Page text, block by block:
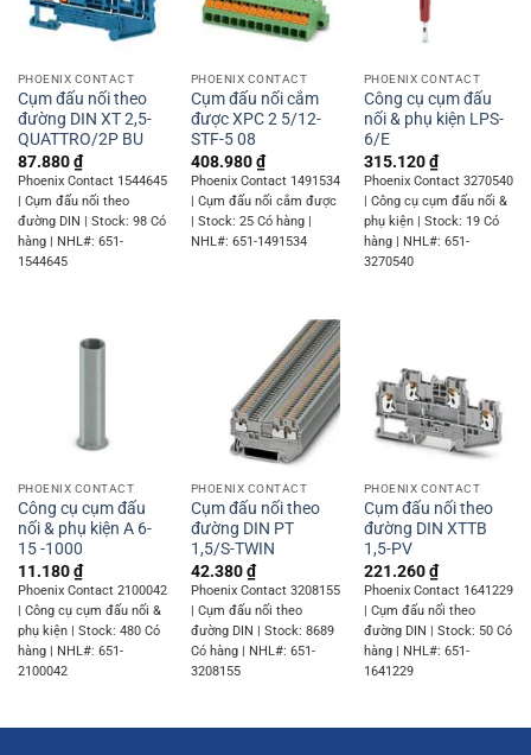
PHOENIX CONTACT
Cụm đấu nối theo
đường DIN XT 2,5-
QUATTRO/2P BU
87.880₫
Phoenix Contact 1544645
| Cụm đấu nối theo
đường DIN | Stock: 98 Có
hàng | NHL#: 651-
1544645
PHOENIX CONTACT
Cụm đấu nối cắm
được XPC 2 5/12-
STF-5 08
408.980₫
Phoenix Contact 1491534
| Cụm đấu nối cắm được
| Stock: 25 Có hàng |
NHL#: 651-1491534
PHOENIX CONTACT
Công cụ cụm đấu
nối & phụ kiện LPS-
6/E
315.120₫
Phoenix Contact 3270540
| Công cụ cụm đấu nối &
phụ kiện | Stock: 19 Có
hàng | NHL#: 651-
3270540
PHOENIX CONTACT
Công cụ cụm đấu
nối & phụ kiện A 6-
15 -1000
11.180₫
Phoenix Contact 2100042
| Công cụ cụm đấu nối &
phụ kiện | Stock: 480 Có
hàng | NHL#: 651-
2100042
PHOENIX CONTACT
Cụm đấu nối theo
đường DIN PT
1,5/S-TWIN
42.380₫
Phoenix Contact 3208155
| Cụm đấu nối theo
đường DIN | Stock: 8689
Có hàng | NHL#: 651-
3208155
PHOENIX CONTACT
Cụm đấu nối theo
đường DIN XTTB
1,5-PV
221.260₫
Phoenix Contact 1641229
| Cụm đấu nối theo
đường DIN | Stock: 50 Có
hàng | NHL#: 651-
1641229